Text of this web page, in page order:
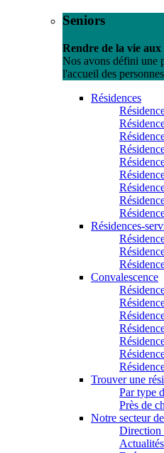
Seniors
Rendre de la vie aux
Nos avons défini une
l'accueil des
Résidences
Résidences-
Convalescence
Trouver une
Par type
Près de
Notre secteur
Direction
Actualités